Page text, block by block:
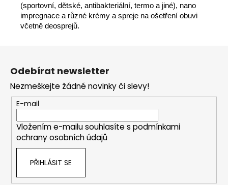
(sportovní, dětské, antibakteriální, termo a jiné), nano
impregnace a různé krémy a spreje na ošetření obuvi
včetně deosprejů.
Z
Odebírat newsletter
Nezmeškejte žádné novinky či slevy!
E-mail
Vložením e-mailu souhlasíte s podmínkami
ochrany osobních údajů
PŘIHLÁSIT SE